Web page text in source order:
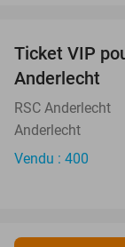
OUT
Ticket VIP
Anderlecht
RSC Anderlecht
Anderlecht
Vendu : 400